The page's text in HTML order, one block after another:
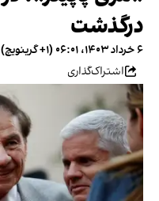
درگذشت
۶ خرداد ۱۴۰۳، ۰۶:۰۱ (‎+۱ گرینویچ)
اشتراک‌گذاری